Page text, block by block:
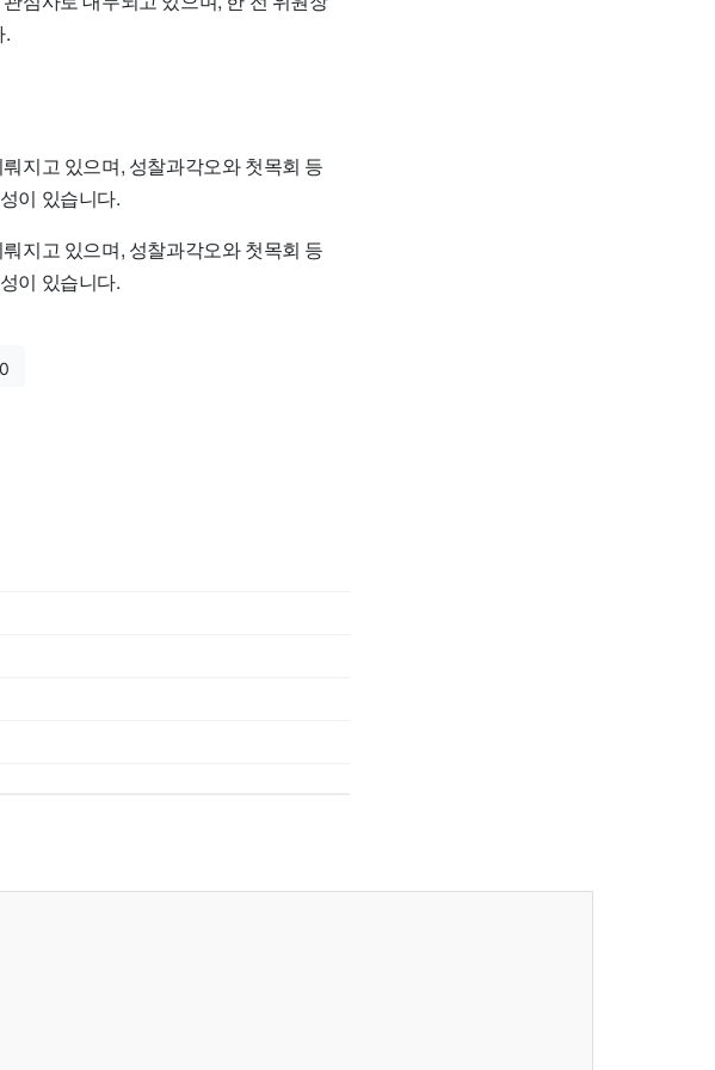
.
지고 있으며, 성찰과각오와 첫목회 등
이 있습니다.
지고 있으며, 성찰과각오와 첫목회 등
이 있습니다.
0